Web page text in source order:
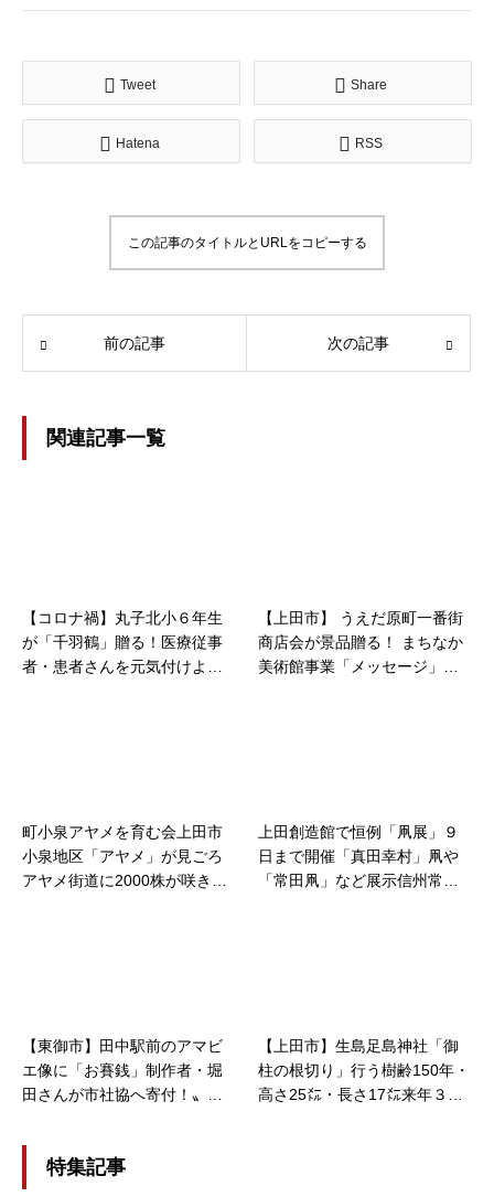
Tweet Share
Hatena RSS
この記事のタイトルとURLをコピーする
前の記事 次の記事
関連記事一覧
【コロナ禍】丸子北小６年生
が「千羽鶴」贈る！医療従事
者・患者さんを元気付けよう
【上田市】 うえだ原町一番街
商店会が景品贈る！ まちなか
美術館事業「メッセージ」へ
町小泉アヤメを育む会上田市
小泉地区「アヤメ」が見ごろ
アヤメ街道に2000株が咲き並
上田創造館で恒例「凧展」９
日まで開催「真田幸村」凧や
「常田凧」など展示信州常田
【東御市】田中駅前のアマビ
エ像に「お賽銭」制作者・堀
田さんが市社協へ寄付！〟コ
も…
【上田市】生島足島神社「御
柱の根切り」行う樹齢150年・
高さ25㍍・長さ17㍍来年３月
特集記事